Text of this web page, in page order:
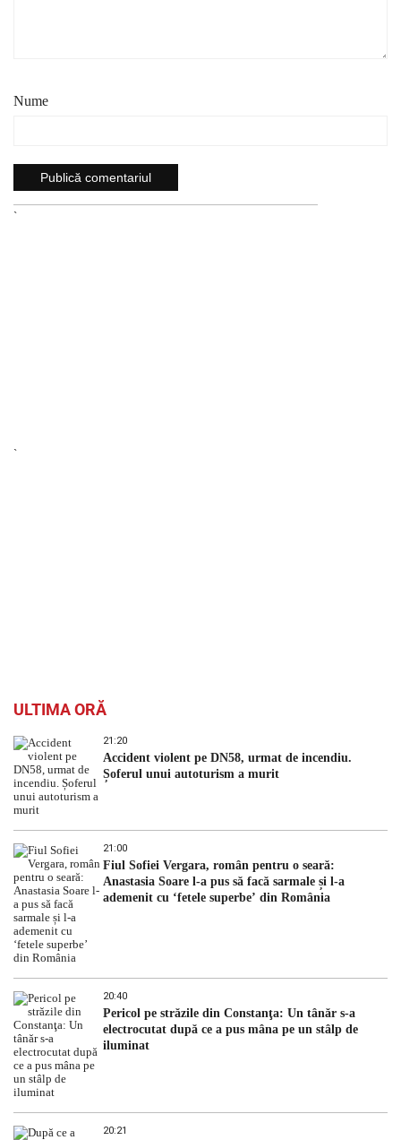
Nume
`
`
ULTIMA ORĂ
21:20
Accident violent pe DN58, urmat de incendiu.
Șoferul unui autoturism a murit
21:00
Fiul Sofiei Vergara, român pentru o seară:
Anastasia Soare l-a pus să facă sarmale și l-a
ademenit cu ‘fetele superbe’ din România
20:40
Pericol pe străzile din Constanţa: Un tânăr s-a
electrocutat după ce a pus mâna pe un stâlp de
iluminat
20:21